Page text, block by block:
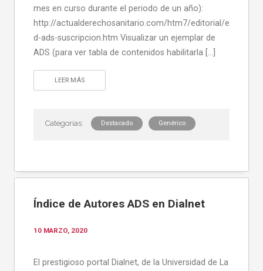
mes en curso durante el periodo de un año):
http://actualderechosanitario.com/htm7/editorial/e
d-ads-suscripcion.htm Visualizar un ejemplar de
ADS (para ver tabla de contenidos habilitarla […]
LEER MÁS
Destacado Genérico
Índice de Autores ADS en Dialnet
10 MARZO, 2020
El prestigioso portal Dialnet, de la Universidad de La